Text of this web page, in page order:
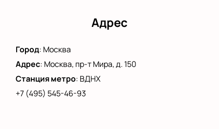
Адрес
Город: Москва
Адрес: Москва, пр-т Мира, д. 150
Станция метро: ВДНХ
+7 (495) 545-46-93